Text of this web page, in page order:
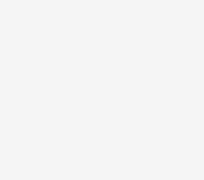
ます！